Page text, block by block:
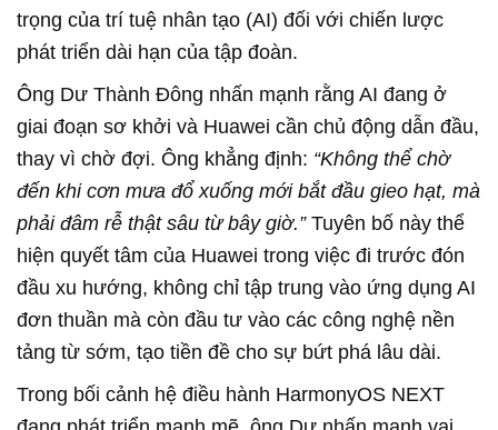
trọng của trí tuệ nhân tạo (AI) đối với chiến lược
phát triển dài hạn của tập đoàn.
Ông Dư Thành Đông nhấn mạnh rằng AI đang ở
giai đoạn sơ khởi và Huawei cần chủ động dẫn đầu,
thay vì chờ đợi. Ông khẳng định: “Không thể chờ
đến khi cơn mưa đổ xuống mới bắt đầu gieo hạt, mà
phải đâm rễ thật sâu từ bây giờ.” Tuyên bố này thể
hiện quyết tâm của Huawei trong việc đi trước đón
đầu xu hướng, không chỉ tập trung vào ứng dụng AI
đơn thuần mà còn đầu tư vào các công nghệ nền
tảng từ sớm, tạo tiền đề cho sự bứt phá lâu dài.
Trong bối cảnh hệ điều hành HarmonyOS NEXT